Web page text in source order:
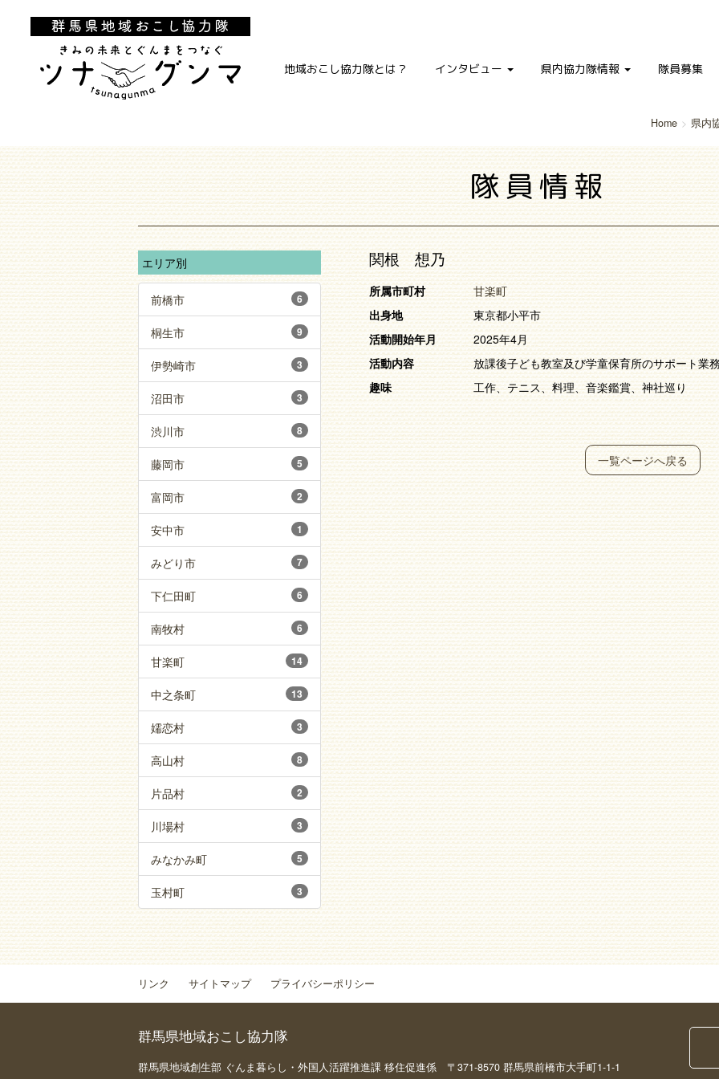
地域おこし協力隊とは？ インタビュー 県内協力隊情報 隊員募集
Home 県内
隊員情報
関根 想乃
所属市町村
甘楽町
出身地
東京都小平市
活動開始年月
2025年4月
活動内容
放課後子ども教室及び学童保育所のサポート業
趣味
工作、テニス、料理、音楽鑑賞、神社巡り
一覧ページへ戻る
エリア別
前橋市 6
桐生市 9
伊勢崎市 3
沼田市 3
渋川市 8
藤岡市 5
富岡市 2
安中市 1
みどり市 7
下仁田町 6
南牧村 6
甘楽町 14
中之条町 13
嬬恋村 3
高山村 8
片品村 2
川場村 3
みなかみ町 5
玉村町 3
リンク サイトマップ プライバシーポリシー
群馬県地域おこし協力隊
群馬県地域創生部 ぐんま暮らし・外国人活躍推進課 移住促進係 〒371-8570 群馬県前橋市大手町1-1-1